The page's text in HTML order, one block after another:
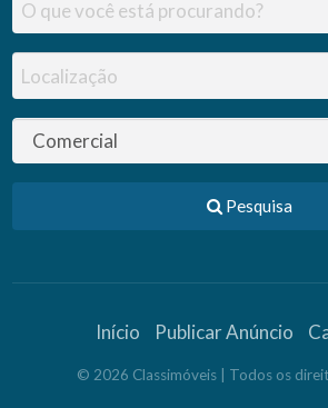
Pesquisa
Início Publicar Anúncio
© 2026 Classimóveis| Todos os